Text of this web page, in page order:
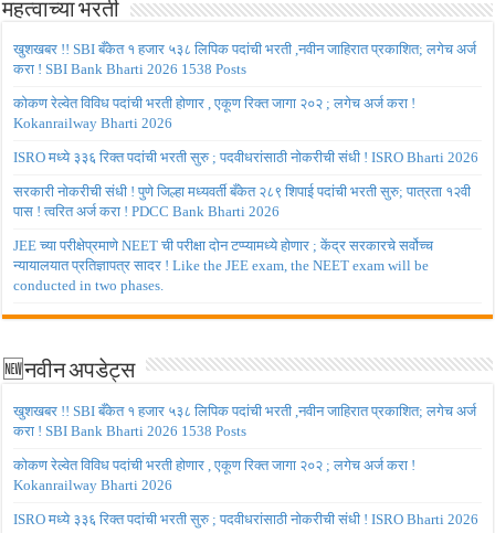
महत्वाच्या भरती
खुशखबर !! SBI बँकेत १ हजार ५३८ लिपिक पदांची भरती ,नवीन जाहिरात प्रकाशित; लगेच अर्ज
करा ! SBI Bank Bharti 2026 1538 Posts
कोकण रेल्वेत विविध पदांची भरती होणार , एकूण रिक्त जागा २०२ ; लगेच अर्ज करा !
Kokanrailway Bharti 2026
ISRO मध्ये ३३६ रिक्त पदांची भरती सुरु ; पदवीधरांसाठी नोकरीची संधी ! ISRO Bharti 2026
सरकारी नोकरीची संधी ! पुणे जिल्हा मध्यवर्ती बँकेत २८९ शिपाई पदांची भरती सुरु; पात्रता १२वी
पास ! त्वरित अर्ज करा ! PDCC Bank Bharti 2026
JEE च्या परीक्षेप्रमाणे NEET ची परीक्षा दोन टप्प्यामध्ये होणार ; केंद्र सरकारचे सर्वोच्च
न्यायालयात प्रतिज्ञापत्र सादर ! Like the JEE exam, the NEET exam will be
conducted in two phases.
🆕नवीन अपडेट्स
खुशखबर !! SBI बँकेत १ हजार ५३८ लिपिक पदांची भरती ,नवीन जाहिरात प्रकाशित; लगेच अर्ज
करा ! SBI Bank Bharti 2026 1538 Posts
कोकण रेल्वेत विविध पदांची भरती होणार , एकूण रिक्त जागा २०२ ; लगेच अर्ज करा !
Kokanrailway Bharti 2026
ISRO मध्ये ३३६ रिक्त पदांची भरती सुरु ; पदवीधरांसाठी नोकरीची संधी ! ISRO Bharti 2026